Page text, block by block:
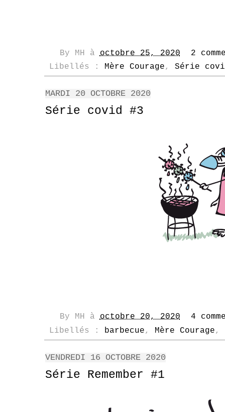
By MH àoctobre 25, 2020
2
Libellés : Mère Courage, Série
MARDI 20 OCTOBRE 2020
Série covid #3
By MH àoctobre 20, 2020
4
Libellés : barbecue, Mère Courage,
VENDREDI 16 OCTOBRE 2020
Série Remember #1